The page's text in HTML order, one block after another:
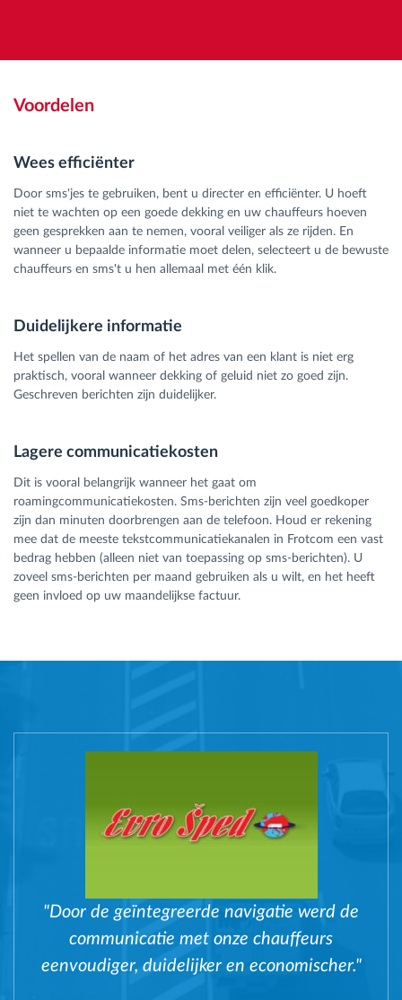
Voordelen
Wees efficiënter
Door sms'jes te gebruiken, bent u directer en efficiënter. U hoeft
niet te wachten op een goede dekking en uw chauffeurs hoeven
geen gesprekken aan te nemen, vooral veiliger als ze rijden. En
wanneer u bepaalde informatie moet delen, selecteert u de bewuste
chauffeurs en sms't u hen allemaal met één klik.
Duidelijkere informatie
Het spellen van de naam of het adres van een klant is niet erg
praktisch, vooral wanneer dekking of geluid niet zo goed zijn.
Geschreven berichten zijn duidelijker.
Lagere communicatiekosten
Dit is vooral belangrijk wanneer het gaat om
roamingcommunicatiekosten. Sms-berichten zijn veel goedkoper
zijn dan minuten doorbrengen aan de telefoon. Houd er rekening
mee dat de meeste tekstcommunicatiekanalen in Frotcom een vast
bedrag hebben (alleen niet van toepassing op sms-berichten). U
zoveel sms-berichten per maand gebruiken als u wilt, en het heeft
geen invloed op uw maandelijkse factuur.
"Door de geïntegreerde navigatie werd de
communicatie met onze chauffeurs
eenvoudiger, duidelijker en economischer."